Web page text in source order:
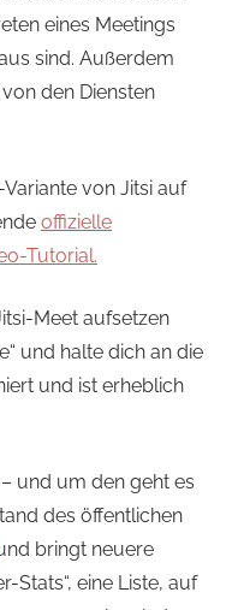
eines Meetings
sind. Außerdem
den Diensten
Variante von Jitsi auf
offizielle
Tutorial.
Meet aufsetzen
und halte dich an die
und ist erheblich
und um den geht es
des öffentlichen
bringt neuere
Stats“, eine Liste, auf